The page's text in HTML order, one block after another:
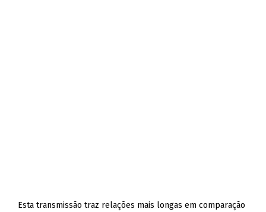
Esta transmissão traz relações mais longas em comparação